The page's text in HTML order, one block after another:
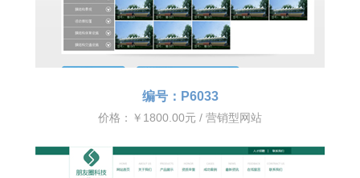
编号：P6033
价格：￥1800.00元 / 营销型网站